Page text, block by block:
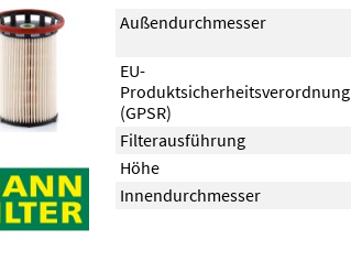
Außendurchmesser
EU-
Produktsicherheitsverordnung
(GPSR)
Filterausführung
Höhe
Innendurchmesser